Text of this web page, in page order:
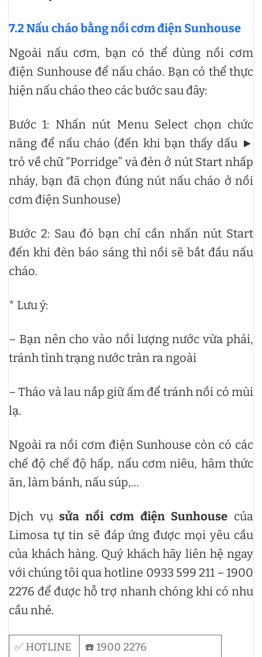
7.2 Nấu cháo bằng nồi cơm điện Sunhouse
Ngoài nấu cơm, bạn có thể dùng nồi cơm
điện Sunhouse để nấu cháo. Bạn có thể thực
hiện nấu cháo theo các bước sau đây:
Bước 1: Nhấn nút Menu Select chọn chức
năng để nấu cháo (đến khi bạn thấy dấu ►
trỏ về chữ “Porridge” và đèn ở nút Start nhấp
nháy, bạn đã chọn đúng nút nấu cháo ở nồi
cơm điện Sunhouse)
Bước 2: Sau đó bạn chỉ cần nhấn nút Start
đến khi đèn báo sáng thì nồi sẽ bắt đầu nấu
cháo.
* Lưu ý:
– Bạn nên cho vào nồi lượng nước vừa phải,
tránh tình trạng nước tràn ra ngoài
– Tháo và lau nắp giữ ấm để tránh nồi có mùi
lạ.
Ngoài ra nồi cơm điện Sunhouse còn có các
chế độ chế độ hấp, nấu cơm niêu, hâm thức
ăn, làm bánh, nấu súp,…
Dịch vụsửa nồi cơm điện Sunhouse của
Limosa tự tin sẽ đáp ứng được mọi yêu cầu
của khách hàng. Quý khách hãy liên hệ ngay
với chúng tôi qua hotline 0933 599 211 – 1900
2276 để được hỗ trợ nhanh chóng khi có nhu
cầu nhé.
✅ HOTLINE
☎️ 1900 2276